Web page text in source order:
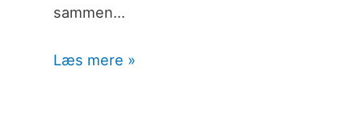
sammen…
Læs mere »